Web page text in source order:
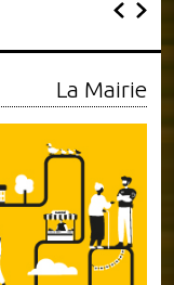
La Mairie